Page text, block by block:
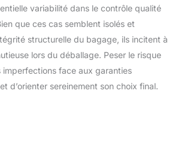
variabilité dans le contrôle qualité
que ces cas semblent isolés et
structurelle du bagage, ils incitent à
lors du déballage. Peser le risque
imperfections face aux garanties
d’orienter sereinement son choix final.